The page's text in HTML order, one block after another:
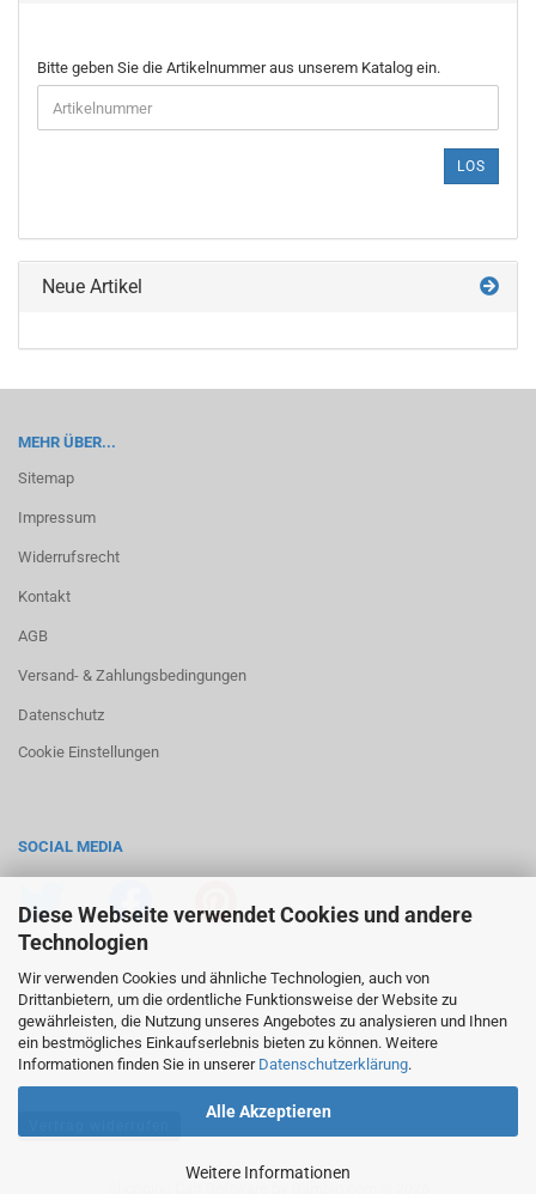
Diese Webseite verwendet Cookies und andere
Technologien
Wir verwenden Cookies und ähnliche Technologien, auch von
Drittanbietern, um die ordentliche Funktionsweise der Website zu
gewährleisten, die Nutzung unseres Angebotes zu analysieren und Ihnen
ein bestmögliches Einkaufserlebnis bieten zu können. Weitere
Informationen finden Sie in unserer Datenschutzerklärung.
Alle Akzeptieren
Weitere Informationen
BITTE
GEBEN
SIE
DIE
EIN.
Bitte geben Sie die Artikelnummer aus unserem Katalog ein.
LOS
Neue Artikel
MEHR ÜBER...
Sitemap
Impressum
Widerrufsrecht
Kontakt
AGB
Versand- & Zahlungsbedingungen
Datenschutz
Cookie Einstellungen
SOCIAL MEDIA